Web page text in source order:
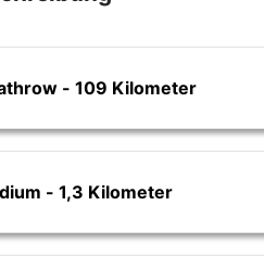
- 109 Kilometer
- 1,3 Kilometer